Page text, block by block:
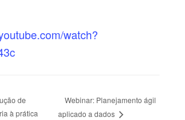
watch?
de
à prática
Webinar: Planejamento ágil
aplicado a dados